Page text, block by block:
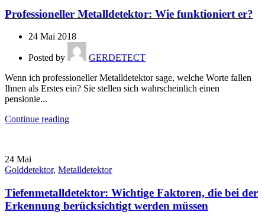
Professioneller Metalldetektor: Wie funktioniert er?
24 Mai 2018
Posted by
GERDETECT
Wenn ich professioneller Metalldetektor sage, welche Worte fallen
Ihnen als Erstes ein? Sie stellen sich wahrscheinlich einen
pensionie...
Continue reading
24 Mai
Golddetektor, Metalldetektor
Tiefenmetalldetektor: Wichtige Faktoren, die bei der
Erkennung berücksichtigt werden müssen